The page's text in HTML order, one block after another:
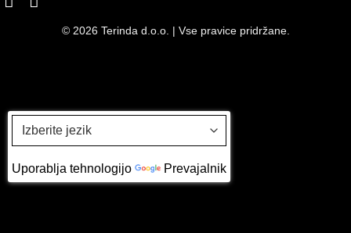
© 2026 Terinda d.o.o. | Vse pravice pridržane.
Uporablja tehnologijo Prevajalnik